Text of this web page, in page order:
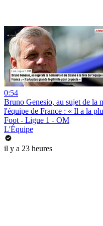
0:54
Bruno Genesio, au sujet de la
l'équipe de France : « Il a la
Foot - Ligue 1 - OM
L'Équipe
il y a 23 heures